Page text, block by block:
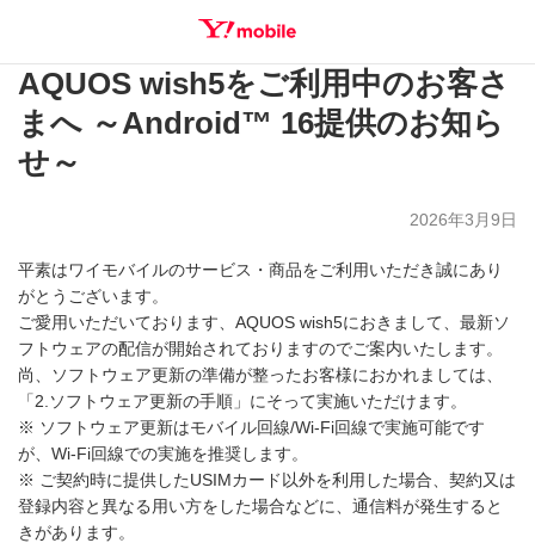
SEARCH
AQUOS wish5をご利用中のお客さ
まへ ～Android™ 16提供のお知ら
せ～
2026年3月9日
平素はワイモバイルのサービス・商品をご利用いただき誠にあり
がとうございます。
ご愛用いただいております、AQUOS wish5におきまして、最新ソ
フトウェアの配信が開始されておりますのでご案内いたします。
尚、ソフトウェア更新の準備が整ったお客様におかれましては、
「2.ソフトウェア更新の手順」にそって実施いただけます。
※ ソフトウェア更新はモバイル回線/Wi-Fi回線で実施可能です
が、Wi-Fi回線での実施を推奨します。
※ ご契約時に提供したUSIMカード以外を利用した場合、契約又は
登録内容と異なる用い方をした場合などに、通信料が発生すると
きがあります。